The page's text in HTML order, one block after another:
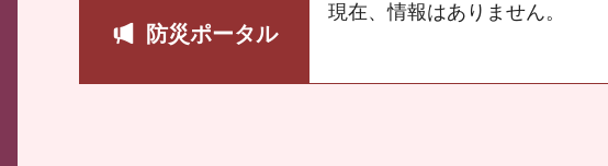
防災ポータル
現在、情報はありません。